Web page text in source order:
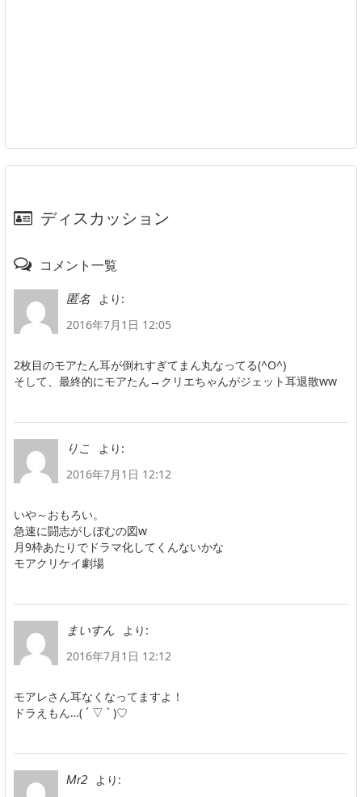
ディスカッション
コメント一覧
匿名
より:
2016年7月1日 12:05
2枚目のモアたん耳が倒れすぎてまん丸なってる(^O^)
そして、最終的にモアたん→クリエちゃんがジェット耳退散ww
りこ
より:
2016年7月1日 12:12
いや～おもろい。
急速に闘志がしぼむの図w
月9枠あたりでドラマ化してくんないかな
モアクリケイ劇場
まいすん
より:
2016年7月1日 12:12
モアレさん耳なくなってますよ！
ドラえもん…( ´ ▽ ` )♡
Mr2
より: